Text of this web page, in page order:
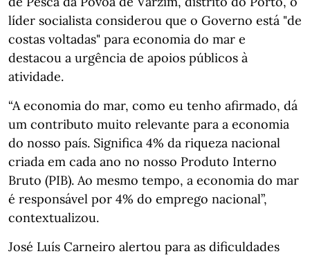
líder socialista considerou que o Governo está "de
costas voltadas" para economia do mar e
destacou a urgência de apoios públicos à
atividade.
“A economia do mar, como eu tenho afirmado, dá
um contributo muito relevante para a economia
do nosso país. Significa 4% da riqueza nacional
criada em cada ano no nosso Produto Interno
Bruto (PIB). Ao mesmo tempo, a economia do mar
é responsável por 4% do emprego nacional”,
contextualizou.
José Luís Carneiro alertou para as dificuldades